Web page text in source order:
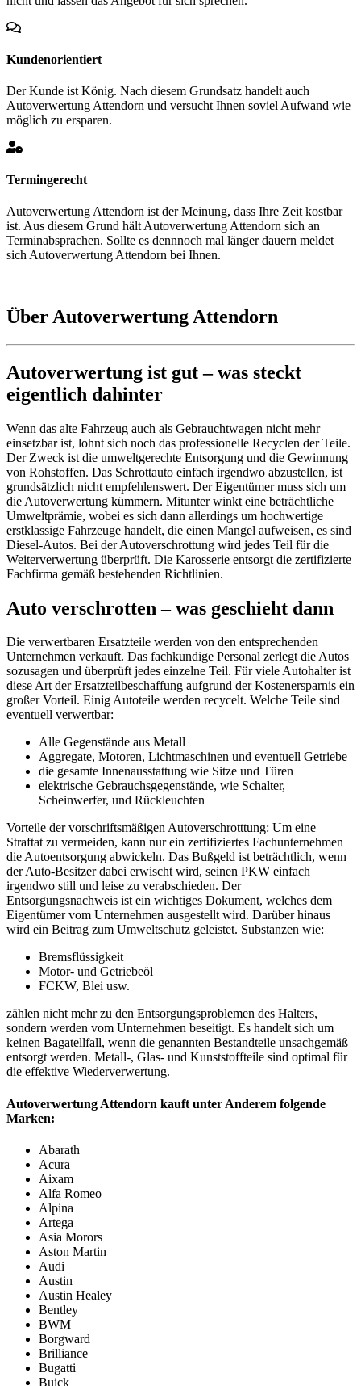
Kundenorientiert
Der Kunde ist König. Nach diesem Grundsatz handelt auch
Autoverwertung Attendorn und versucht Ihnen soviel Aufwand wie
möglich zu ersparen.
Termingerecht
Autoverwertung Attendorn ist der Meinung, dass Ihre Zeit kostbar
ist. Aus diesem Grund hält Autoverwertung Attendorn sich an
Terminabsprachen. Sollte es dennnoch mal länger dauern meldet
sich Autoverwertung Attendorn bei Ihnen.
Über Autoverwertung Attendorn
Autoverwertung ist gut – was steckt
eigentlich dahinter
Wenn das alte Fahrzeug auch als Gebrauchtwagen nicht mehr
einsetzbar ist, lohnt sich noch das professionelle Recyclen der Teile.
Der Zweck ist die umweltgerechte Entsorgung und die Gewinnung
von Rohstoffen. Das Schrottauto einfach irgendwo abzustellen, ist
grundsätzlich nicht empfehlenswert. Der Eigentümer muss sich um
die Autoverwertung kümmern. Mitunter winkt eine beträchtliche
Umweltprämie, wobei es sich dann allerdings um hochwertige
erstklassige Fahrzeuge handelt, die einen Mangel aufweisen, es sind
Diesel-Autos. Bei der Autoverschrottung wird jedes Teil für die
Weiterverwertung überprüft. Die Karosserie entsorgt die zertifizierte
Fachfirma gemäß bestehenden Richtlinien.
Auto verschrotten – was geschieht dann
Die verwertbaren Ersatzteile werden von den entsprechenden
Unternehmen verkauft. Das fachkundige Personal zerlegt die Autos
sozusagen und überprüft jedes einzelne Teil. Für viele Autohalter ist
diese Art der Ersatzteilbeschaffung aufgrund der Kostenersparnis ein
großer Vorteil. Einig Autoteile werden recycelt. Welche Teile sind
eventuell verwertbar:
Alle Gegenstände aus Metall
Aggregate, Motoren, Lichtmaschinen und eventuell Getriebe
die gesamte Innenausstattung wie Sitze und Türen
elektrische Gebrauchsgegenstände, wie Schalter,
Scheinwerfer, und Rückleuchten
Vorteile der vorschriftsmäßigen Autoverschrotttung: Um eine
Straftat zu vermeiden, kann nur ein zertifiziertes Fachunternehmen
die Autoentsorgung abwickeln. Das Bußgeld ist beträchtlich, wenn
der Auto-Besitzer dabei erwischt wird, seinen PKW einfach
irgendwo still und leise zu verabschieden. Der
Entsorgungsnachweis ist ein wichtiges Dokument, welches dem
Eigentümer vom Unternehmen ausgestellt wird. Darüber hinaus
wird ein Beitrag zum Umweltschutz geleistet. Substanzen wie:
Bremsflüssigkeit
Motor- und Getriebeöl
FCKW, Blei usw.
zählen nicht mehr zu den Entsorgungsproblemen des Halters,
sondern werden vom Unternehmen beseitigt. Es handelt sich um
keinen Bagatellfall, wenn die genannten Bestandteile unsachgemäß
entsorgt werden. Metall-, Glas- und Kunststoffteile sind optimal für
die effektive Wiederverwertung.
Autoverwertung Attendorn kauft unter Anderem folgende
Marken:
Abarath
Acura
Aixam
Alfa Romeo
Alpina
Artega
Asia Morors
Aston Martin
Audi
Austin
Austin Healey
Bentley
BWM
Borgward
Brilliance
Bugatti
Buick